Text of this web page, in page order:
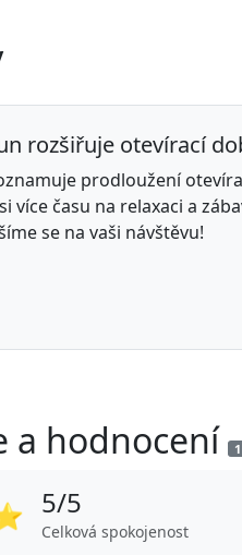
rozšiřuje otevírací
prodloužení
více času na relaxaci a
se na vaši návštěvu!
a hodnocení 1
5/5
Celková spokojenost